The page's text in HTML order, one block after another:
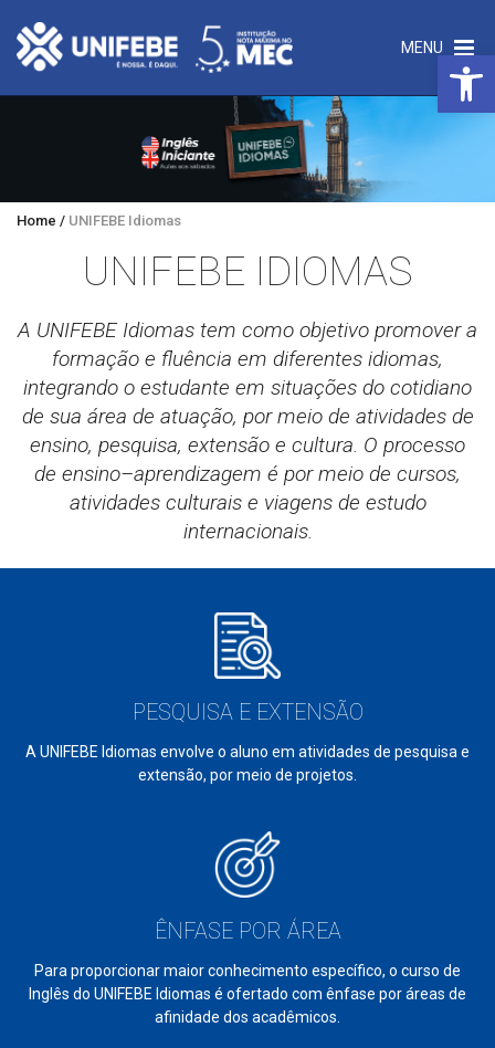
MENU
Home / UNIFEBE Idiomas
UNIFEBE IDIOMAS
A UNIFEBE Idiomas tem como objetivo promover a
formação e fluência em diferentes idiomas,
integrando o estudante em situações do cotidiano
de sua área de atuação, por meio de atividades de
ensino, pesquisa, extensão e cultura. O processo
de ensino–aprendizagem é por meio de cursos,
atividades culturais e viagens de estudo
internacionais.
PESQUISA E EXTENSÃO
A UNIFEBE Idiomas envolve o aluno em atividades de pesquisa e
extensão, por meio de projetos.
ÊNFASE POR ÁREA
Para proporcionar maior conhecimento específico, o curso de
Inglês do UNIFEBE Idiomas é ofertado com ênfase por áreas de
afinidade dos acadêmicos.